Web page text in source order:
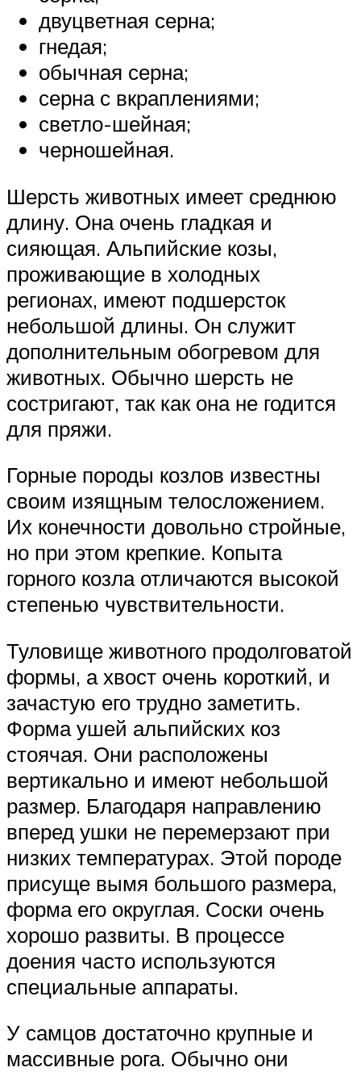
двуцветная серна;
гнедая;
обычная серна;
серна с вкраплениями;
светло-шейная;
черношейная.
Шерсть животных имеет среднюю
длину. Она очень гладкая и
сияющая. Альпийские козы,
проживающие в холодных
регионах, имеют подшерсток
небольшой длины. Он служит
дополнительным обогревом для
животных. Обычно шерсть не
состригают, так как она не годится
для пряжи.
Горные породы козлов известны
своим изящным телосложением.
Их конечности довольно стройные,
но при этом крепкие. Копыта
горного козла отличаются высокой
степенью чувствительности.
Туловище животного продолговатой
формы, а хвост очень короткий, и
зачастую его трудно заметить.
Форма ушей альпийских коз
стоячая. Они расположены
вертикально и имеют небольшой
размер. Благодаря направлению
вперед ушки не перемерзают при
низких температурах. Этой породе
присуще вымя большого размера,
форма его округлая. Соски очень
хорошо развиты. В процессе
доения часто используются
специальные аппараты.
У самцов достаточно крупные и
массивные рога. Обычно они